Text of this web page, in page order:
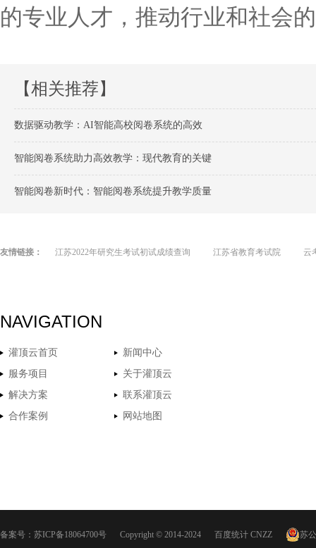
的专业人才，推动行业和社会
【相关推荐】
数据驱动教学：AI智能高校阅卷系统的高效
智能阅卷系统助力高效教学：现代教育的关键
智能阅卷新时代：智能阅卷系统提升教学质量
友情链接： 江苏2022年研究生考试初试成绩查询 江苏省教育考试院 云
NAVIGATION
灌顶云首页
新闻中心
服务项目
关于灌顶云
解决方案
联系灌顶云
合作案例
网站地图
备案号： 苏ICP备18064700号 Copyright © 2014-2024 百度统计 CNZZ 苏